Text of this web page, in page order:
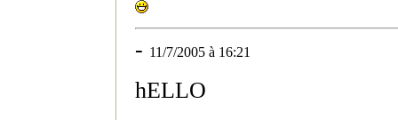
- 11/7/2005 à 16:21
hELLO